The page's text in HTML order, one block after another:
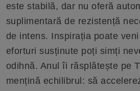
este stabilă, dar nu oferă
suplimentară de rezistență
de intens. Inspirația poate
eforturi susținute poți simți
odihnă. Anul îi răsplătește pe
mențină echilibrul: să